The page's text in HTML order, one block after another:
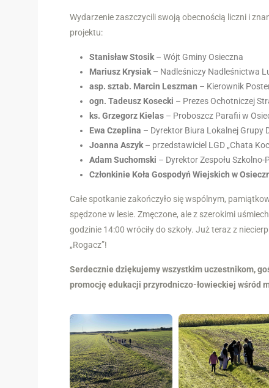
Wydarzenie zaszczycili swoją obecnością liczni i
projektu:
Stanisław Stosik – Wójt Gminy Osieczna
Mariusz Krysiak – Nadleśniczy Nadleśnictwa
asp. sztab. Marcin Leszman – Kierownik
ogn. Tadeusz Kosecki – Prezes Ochotniczej
ks. Grzegorz Kielas – Proboszcz Parafii w
Ewa Czeplina – Dyrektor Biura Lokalnej Grupy
Joanna Aszyk – przedstawiciel LGD „Chata
Adam Suchomski – Dyrektor Zespołu
Członkinie Koła Gospodyń Wiejskich w
Całe spotkanie zakończyło się wspólnym,
spędzone w lesie. Zmęczone, ale z szerokimi
godzinie 14:00 wróciły do szkoły. Już teraz z
„Rogacz”!
Serdecznie dziękujemy wszystkim uczestnikom,
promocję edukacji przyrodniczo-łowieckiej wśród